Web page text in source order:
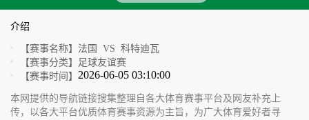
介绍
【赛事名称】 法国 VS 科特迪瓦
【赛事分类】
足球友谊赛
【赛事时间】 2026-06-05 03:10:00
本网提供的导航链接搜集整理自各大体育赛事平台及网友补充上
传，以各大平台优质体育赛事资源为主旨，为广大体育爱好者寻